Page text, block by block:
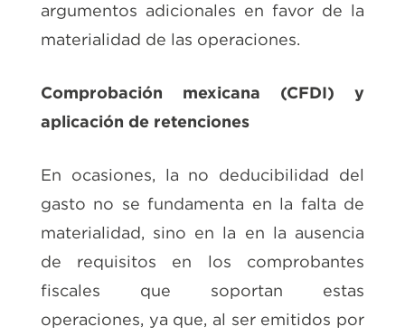
argumentos adicionales en favor de la
materialidad de las operaciones.
Comprobación mexicana (CFDI) y
aplicación de retenciones
En ocasiones, la no deducibilidad del
gasto no se fundamenta en la falta de
materialidad, sino en la en la ausencia
de requisitos en los comprobantes
fiscales que soportan estas
operaciones, ya que, al ser emitidos por